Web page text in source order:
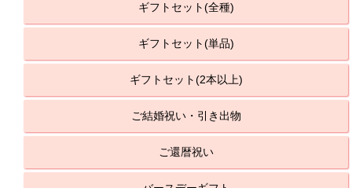
ギフトセット(全種)
ギフトセット(単品)
ギフトセット(2本以上)
ご結婚祝い・引き出物
ご還暦祝い